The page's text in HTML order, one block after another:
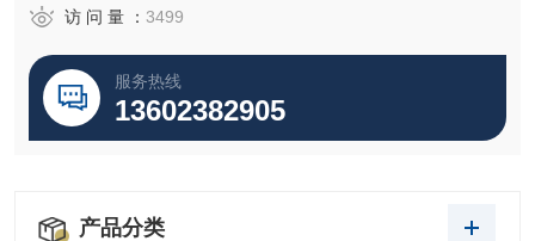
访 问 量 ： 3499
服务热线
13602382905
产品分类